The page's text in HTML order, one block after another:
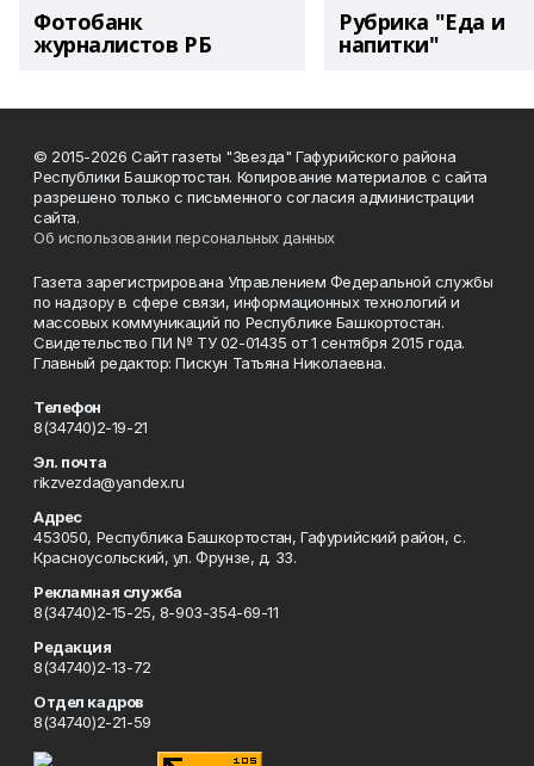
Фотобанк
журналистов РБ
Рубрика "Еда и
напитки"
© 2015-2026 Сайт газеты "Звезда" Гафурийского района
Республики Башкортостан. Копирование материалов с сайта
разрешено только с письменного согласия администрации
сайта.
Об использовании персональных данных
Газета зарегистрирована Управлением Федеральной службы
по надзору в сфере связи, информационных технологий и
массовых коммуникаций по Республике Башкортостан.
Свидетельство ПИ № ТУ 02-01435 от 1 сентября 2015 года.
Главный редактор: Пискун Татьяна Николаевна.
Телефон
8(34740)2-19-21
Эл. почта
rikzvezda@yandex.ru
Адрес
453050, Республика Башкортостан, Гафурийский район, с.
Красноусольский, ул. Фрунзе, д. 33.
Рекламная служба
8(34740)2-15-25, 8-903-354-69-11
Редакция
8(34740)2-13-72
Отдел кадров
8(34740)2-21-59